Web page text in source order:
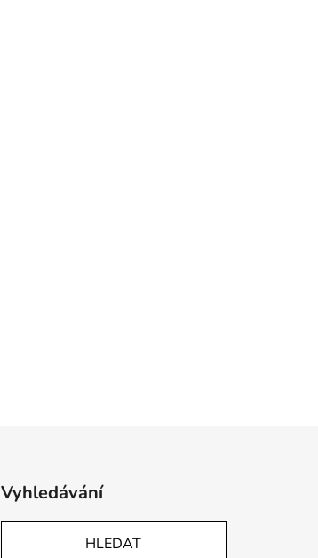
Vyhledávání
HLEDAT